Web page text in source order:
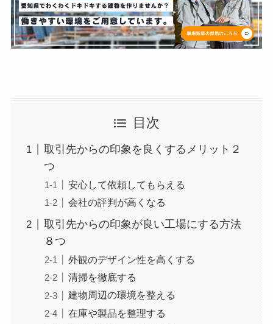
目次
取引先からの印象を良くするメリット２
つ
安心して依頼してもらえる
会社の評判が高くなる
取引先からの印象が良い工場にする方法
８つ
外観のデザイン性を高くする
清掃を徹底する
建物周辺の環境を整える
在庫や製品を整理する